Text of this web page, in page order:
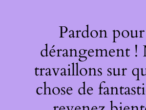
Pardon
dérangement !
travaillons sur
chose de